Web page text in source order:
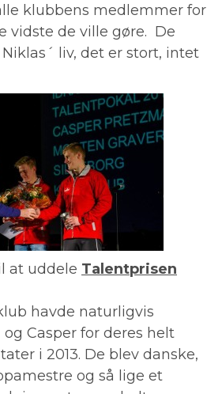
klubbens medlemmer for
vidste de ville gøre. De
liv, det er stort, intet
at uddele Talentprisen
havde naturligvis
Casper for deres helt
i 2013. De blev danske,
og så lige et